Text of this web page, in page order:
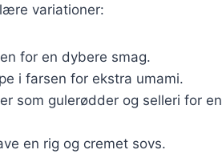
variationer:
for en dybere smag.
i farsen for ekstra umami.
som gulerødder og selleri for en
en rig og cremet sovs.